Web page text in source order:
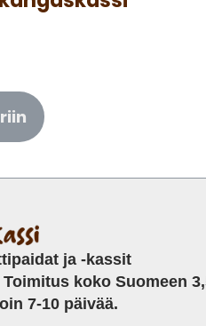
ja -kassit
koko Suomeen
7-10 päivää.